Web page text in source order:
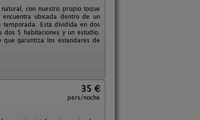
con nuestro propio toque
encuentra ubicada dentro de un
Está dividida en dos
dos 5 habitaciones y un estudio.
que garantiza los estandares de
35 €
pers/noche